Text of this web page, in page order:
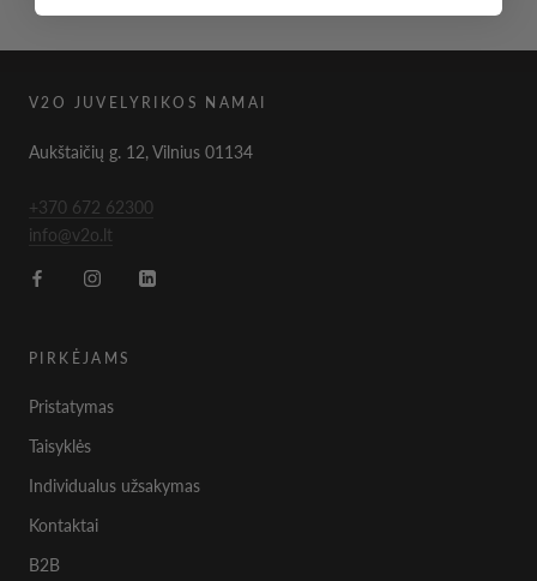
V2O JUVELYRIKOS NAMAI
Aukštaičių g. 12, Vilnius 01134
+370 672 62300
info@v2o.lt
PIRKĖJAMS
Pristatymas
Taisyklės
Individualus užsakymas
Kontaktai
B2B